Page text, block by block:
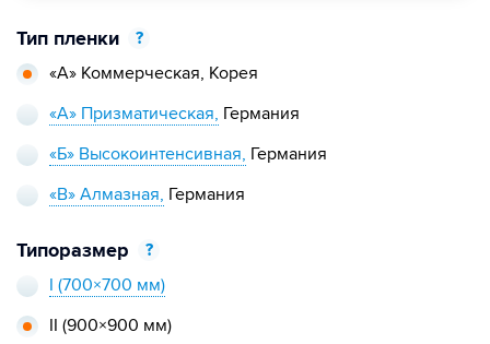
Тип пленки
?
«А» Коммерческая, Корея
«А» Призматическая, Германия
«Б» Высокоинтенсивная, Германия
«В» Алмазная, Германия
Типоразмер
?
I (700×700 мм)
II (900×900 мм)